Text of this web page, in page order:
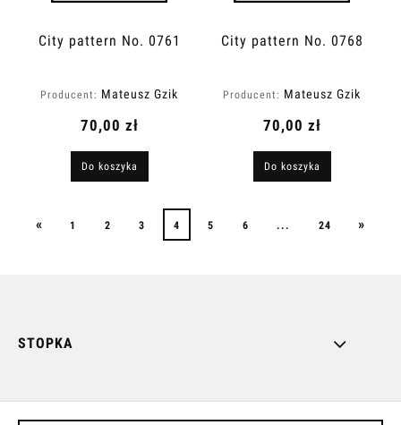
City pattern No. 0761
Producent: Mateusz Gzik
70,00 zł
Do koszyka
City pattern No. 0768
Producent: Mateusz Gzik
70,00 zł
Do koszyka
« 1 2 3 4 5 6 ... 24 »
STOPKA